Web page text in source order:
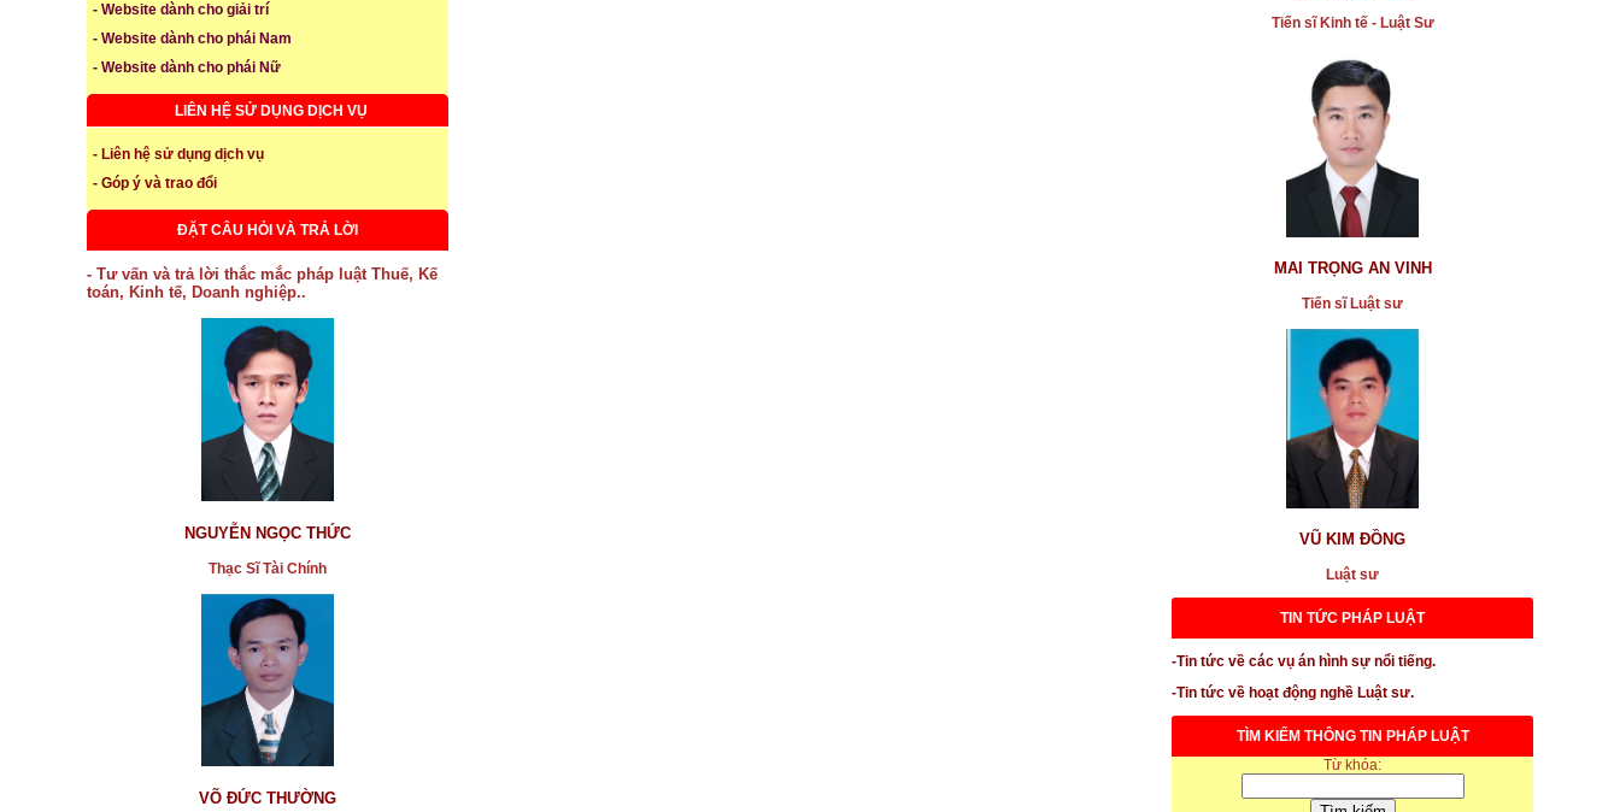
- Website dành cho giải trí
- Website dành cho phái Nam
- Website dành cho phái Nữ
LIÊN HỆ SỬ DỤNG DỊCH VỤ
- Liên hệ sử dụng dịch vụ
- Góp ý và trao đổi
ĐẶT CÂU HỎI VÀ TRẢ LỜI
- Tư vấn và trả lời thắc mắc pháp luật Thuế, Kế
toán, Kinh tế, Doanh nghiệp..
NGUYỄN NGỌC THỨC
Thạc Sĩ Tài Chính
VÕ ĐỨC THƯỜNG
Tiến sĩ Kinh tế - Luật Sư
MAI TRỌNG AN VINH
Tiến sĩ Luật sư
VŨ KIM ĐỒNG
Luật sư
TIN TỨC PHÁP LUẬT
-Tin tức về các vụ án hình sự nổi tiếng.
-Tin tức về hoạt động nghề Luật sư.
TÌM KIẾM THÔNG TIN PHÁP LUẬT
Từ khóa:
* vụ án giết và hiếp dâm bé gái 5 tuổi chết thảm thiết
* vụ án Pharma bán thuốc giả đang xét xử, kêu oan,
* Hát Karaoke bằng loa kẹo kéo: Không dễ nói cấm
* Lừa đảo giới thiệu việc làm Tết
* Phân tích về tình hình thị trường chứng khoán tuần
đang giá ảo thì đầu tư chứng khoán là kênh hấp dẫn
* Vụ nhảy lầu tử vong tại TAND tỉnh Bình Phước: Có
thể kháng nghị giám đốc thẩm!
* Vụ ông Phước nhảy lầu tự tử chết ở toà án Bình